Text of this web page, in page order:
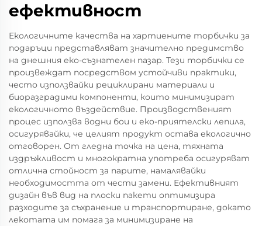
ефективност
Екологичните качества на хартиените торбички за
подаръци представляват значително предимство
на днешния еко-съзнателен пазар. Тези торбички се
произвеждат посредством устойчиви практики,
често използвайки рециклирани материали и
биоразградими компоненти, които минимизират
екологичното въздействие. Производственият
процес използва водни бои и еко-приятелски лепила,
осигурявайки, че целият продукт остава екологично
отговорен. От гледна точка на цена, тяхната
издръжливост и многократна употреба осигуряват
отлична стойност за парите, намалявайки
необходимостта от чести замени. Ефективният
дизайн във вид на плоски пакети оптимизира
разходите за съхранение и транспортиране, докато
лекотата им помага за минимизиране на